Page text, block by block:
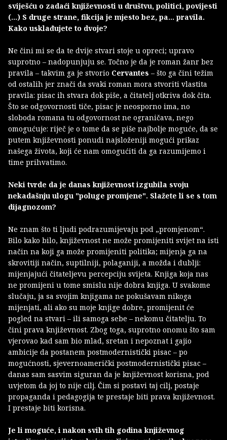
sviješću o zadaći književnosti u društvu, politici, povijesti
(...) S druge strane, fikcija je mjesto bez, pa… pravila.
Kako usklađujete to dvoje?
Ne čini mi se da te dvije stvari stoje u opreci; upravo
suprotno – nadopunjuju se. Točno je da je roman žanr bez
pravila – takvim ga je stvorio Cervantes – što ga čini težim
od ostalih jer znači da svaki roman mora stvoriti vlastita
pravila: pisac ih stvara dok piše, a čitatelj otkriva dok čita.
Što se odgovornosti tiče, pisac je neosporno ima, no
sloboda romana tu odgovornost ne ograničava, nego
omogućuje: riječ je o tome da se piše najbolje moguće, da se
putem književnosti ponudi najsloženiji mogući prikaz
našega života, koji će nam omogućiti da ga razumijemo i
time prihvatimo.
Neki tvrde da je danas književnost izgubila svoju
nekadašnju ulogu "poluge promjene". Slažete li se s tom
dijagnozom?
Ne znam što ti ljudi podrazumijevaju pod „promjenom“.
Bilo kako bilo, književnost ne može promijeniti svijet na isti
način na koji ga može promijeniti politika; mijenja ga na
skrovitiji način, suptilniji, polaganiji, a možda i dublji:
mijenjajući čitateljevu percepciju svijeta. Knjiga koja nas
ne promijeni u tome smislu nije dobra knjiga. U svakome
slučaju, ja sa svojim knjigama ne pokušavam nikoga
mijenjati, ali ako su moje knjige dobre, promijenit će
pogled na stvari – ili samoga sebe – nekomu čitatelju. To
čini prava književnost. Zbog toga, suprotno onomu što sam
vjerovao kad sam bio mlad, sretan i nepoznat i gajio
ambicije da postanem postmodernistički pisac – po
mogućnosti, sjevernoamerički postmodernistički pisac –
danas sam sasvim siguran da je književnost korisna, pod
uvjetom da joj to nije cilj. Čim si postavi taj cilj, postaje
propaganda i pedagogija te prestaje biti prava književnost.
I prestaje biti korisna.
Je li moguće, i nakon svih tih godina književnog